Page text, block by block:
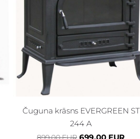
Čuguna krāsns EVERGREEN ST
244 A